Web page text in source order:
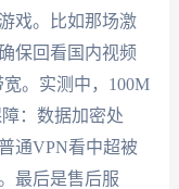
戏。比如那场激
保回看国内视频
。实测中，100M
：数据加密处
通VPN看中超被
最后是售后服